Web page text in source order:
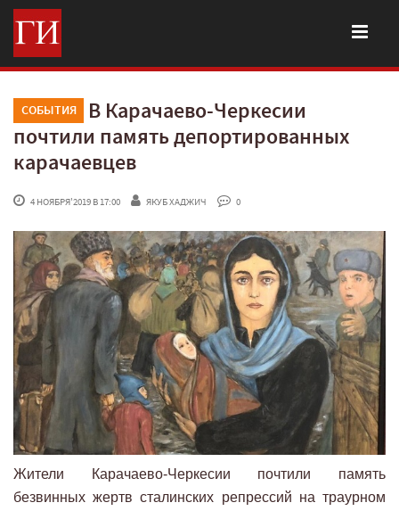
СОБЫТИЯ
В Карачаево-Черкесии
почтили память депортированных
карачаевцев
4 НОЯБРЯ'2019 В 17:00 ЯКУБ ХАДЖИЧ 0
Жители Карачаево-Черкесии почтили память
безвинных жертв сталинских репрессий на траурном